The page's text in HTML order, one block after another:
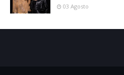
03 Agosto